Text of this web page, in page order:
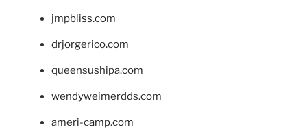
jmpbliss.com
drjorgerico.com
queensushipa.com
wendyweimerdds.com
ameri-camp.com